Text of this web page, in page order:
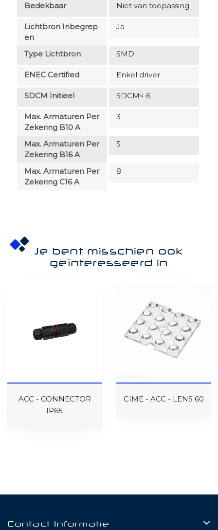
Bedekbaar Niet van toepassing
Lichtbron Inbegrep
En
Ja
Type Lichtbron SMD
ENEC Certified Enkel driver
SDCM Initieel SDCM< 6
Max. Armaturen Per
Zekering B10 A
3
Max. Armaturen Per
Zekering B16 A
5
Max. Armaturen Per
Zekering C16 A
8
Je bent misschien ook
geïnteresseerd in
ACC - CONNECTOR
IP65
CIME - ACC - LENS 60
Contact Informatie